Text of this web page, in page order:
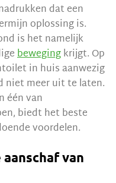
dat een
oplossing is.
is het namelijk
bewegingkrijgt. Op
in huis aanwezig
niet meer uit te laten.
één van
biedt het beste
voordelen.
van